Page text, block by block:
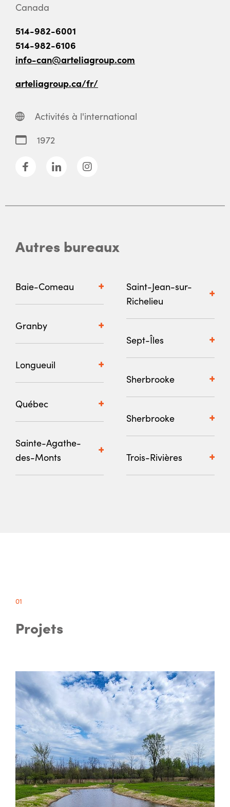
Canada
514-982-6001
514-982-6106
info-can@arteliagroup.com
arteliagroup.ca/fr/
Activités à l'international
1972
Autres bureaux
Baie-Comeau
Granby
Longueuil
Québec
Sainte-Agathe-
des-Monts
Saint-Jean-sur-
Richelieu
Sept-Îles
Sherbrooke
Sherbrooke
Trois-Rivières
01
Projets